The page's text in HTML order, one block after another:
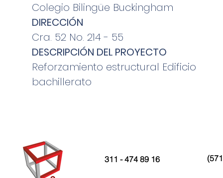
Colegio Bilingüe Buckingham
DIRECCIÓN
Cra. 52 No. 214 - 55
DESCRIPCIÓN DEL PROYECTO
Reforzamiento estructural Edificio
bachillerato
311 - 474 89 16